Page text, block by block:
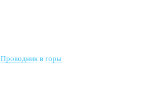
Проводник в горы